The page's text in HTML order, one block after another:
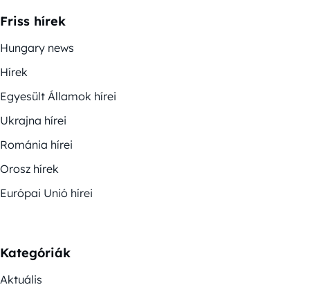
Friss hírek
Hungary news
Hírek
Egyesült Államok hírei
Ukrajna hírei
Románia hírei
Orosz hírek
Európai Unió hírei
Kategóriák
Aktuális